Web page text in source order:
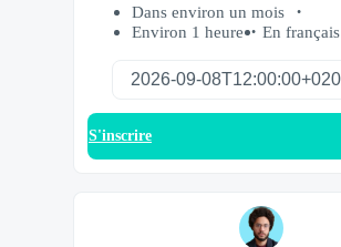
Dans environ un mois
Environ 1 heure
En français
S'inscrire